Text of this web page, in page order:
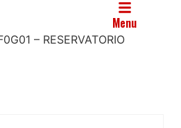
Menu
– RESERVATORIO